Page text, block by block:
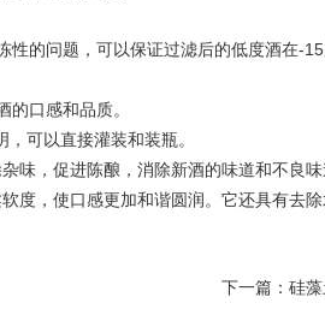
问题，可以保证过滤后的低度酒在-15
口感和品质。
可以直接灌装和装瓶。
，促进陈酿，消除新酒的味道和不良
度，使口感更加和谐圆润。它还具有去
下一篇： 硅